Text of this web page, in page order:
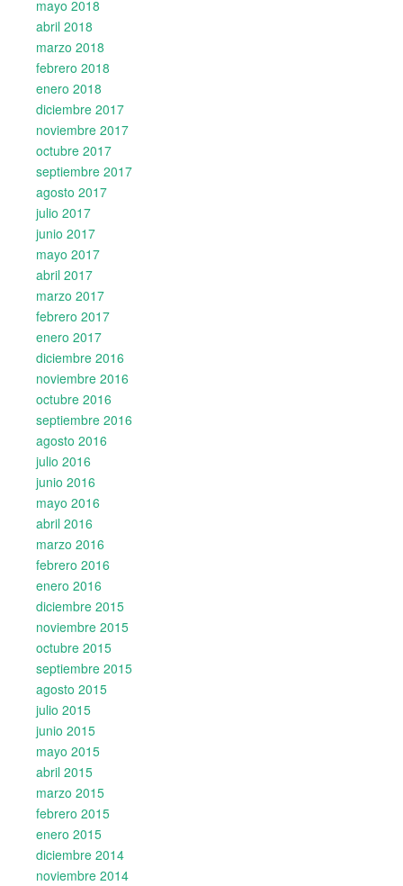
mayo 2018
abril 2018
marzo 2018
febrero 2018
enero 2018
diciembre 2017
noviembre 2017
octubre 2017
septiembre 2017
agosto 2017
julio 2017
junio 2017
mayo 2017
abril 2017
marzo 2017
febrero 2017
enero 2017
diciembre 2016
noviembre 2016
octubre 2016
septiembre 2016
agosto 2016
julio 2016
junio 2016
mayo 2016
abril 2016
marzo 2016
febrero 2016
enero 2016
diciembre 2015
noviembre 2015
octubre 2015
septiembre 2015
agosto 2015
julio 2015
junio 2015
mayo 2015
abril 2015
marzo 2015
febrero 2015
enero 2015
diciembre 2014
noviembre 2014